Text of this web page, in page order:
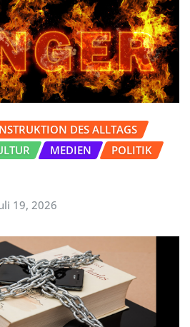
DES ALLTAGS
MEDIEN POLITIK
19, 2026